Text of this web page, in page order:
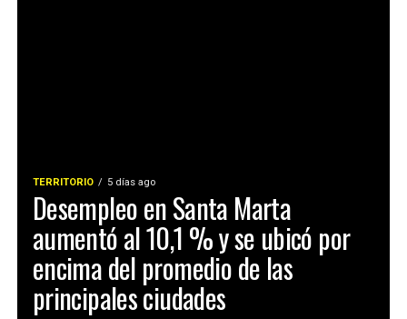
TERRITORIO 5 días ago
Desempleo en Santa Marta
aumentó al 10,1 % y se ubicó por
encima del promedio de las
principales ciudades